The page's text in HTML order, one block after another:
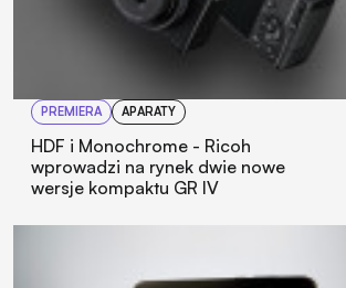
PREMIERA APARATY
HDF i Monochrome - Ricoh
wprowadzi na rynek dwie nowe
wersje kompaktu GR IV